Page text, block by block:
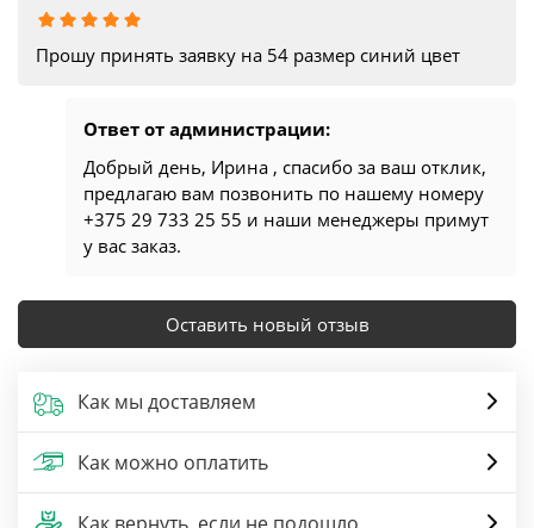
Прошу принять заявку на 54 размер синий цвет
Ответ от администрации:
Добрый день, Ирина , спасибо за ваш отклик,
предлагаю вам позвонить по нашему номеру
+375 29 733 25 55 и наши менеджеры примут
у вас заказ.
Оставить новый отзыв
Как мы доставляем
Как можно оплатить